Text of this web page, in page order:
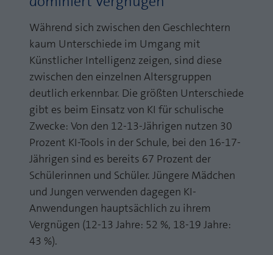
Während sich zwischen den Geschlechtern
kaum Unterschiede im Umgang mit
Künstlicher Intelligenz zeigen, sind diese
zwischen den einzelnen Altersgruppen
deutlich erkennbar. Die größten Unterschiede
gibt es beim Einsatz von KI für schulische
Zwecke: Von den 12-13-Jährigen nutzen 30
Prozent KI-Tools in der Schule, bei den 16-17-
Jährigen sind es bereits 67 Prozent der
Schülerinnen und Schüler. Jüngere Mädchen
und Jungen verwenden dagegen KI-
Anwendungen hauptsächlich zu ihrem
Vergnügen (12-13 Jahre: 52 %, 18-19 Jahre:
43 %).